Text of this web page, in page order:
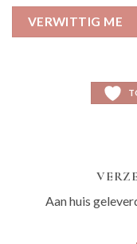
VERWITTIG ME
Aan huis